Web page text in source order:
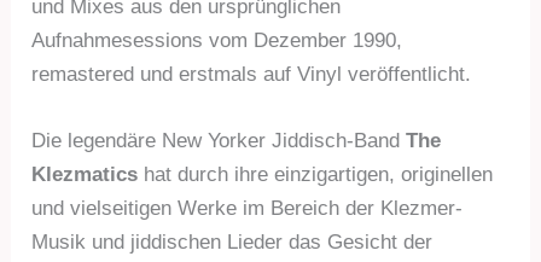
und Mixes aus den ursprünglichen
Aufnahmesessions vom Dezember 1990,
remastered und erstmals auf Vinyl veröffentlicht.
Die legendäre New Yorker Jiddisch-BandThe
Klezmatics hat durch ihre einzigartigen, originellen
und vielseitigen Werke im Bereich der Klezmer-
Musik und jiddischen Lieder das Gesicht der